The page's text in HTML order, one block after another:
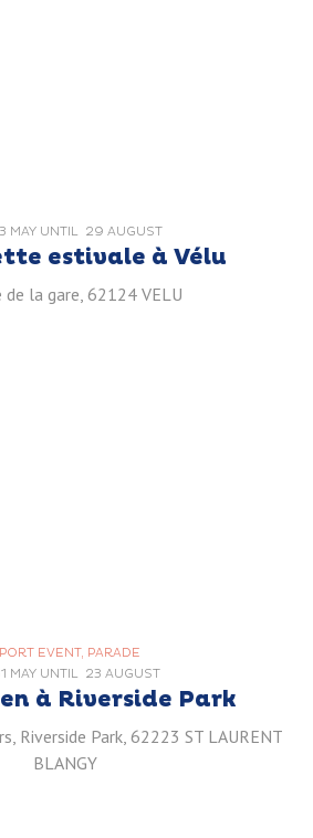
MAY UNTIL 29 AUGUST
estivale à Vélu
de la gare, 62124 VELU
EVENT, PARADE
MAY UNTIL 23 AUGUST
à Riverside Park
Riverside Park, 62223 ST LAURENT
BLANGY